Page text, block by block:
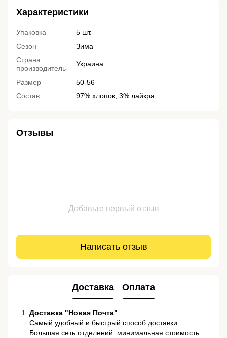
Характеристики
Упаковка
5 шт.
Сезон
Зима
Страна
производитель
Украина
Размер
50-56
Состав
97% хлопок, 3% лайкра
Отзывы
Добавьте первый отзыв
Написать отзыв
Доставка Оплата
Доставка "Новая Почта"
Самый удобный и быстрый способ доставки.
Большая сеть отделений. минимальная стоимость